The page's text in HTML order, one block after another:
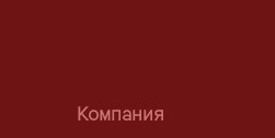
Компания